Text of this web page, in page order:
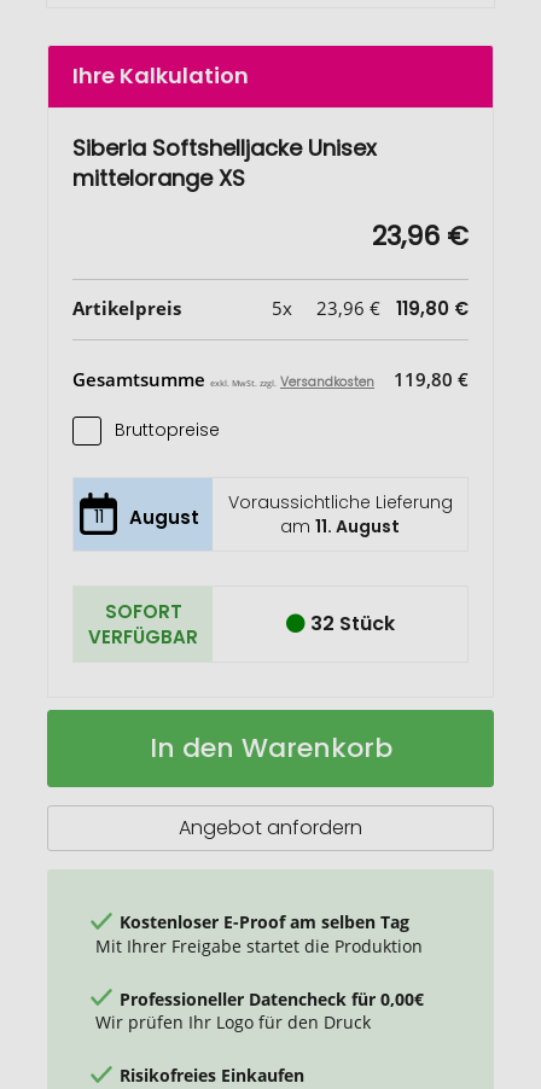
Ihre Kalkulation
Siberia Softshelljacke Unisex
mittelorange XS
23,96 €
Artikelpreis 5x 23,96 € 119,80 €
Gesamtsumme exkl. MwSt. zzgl. Versandkosten 119,80 €
Bruttopreise
11 August
Voraussichtliche Lieferung
am11. August
SOFORT
VERFÜGBAR
32 Stück
SoftshelljackeIn den Warenkorb
Angebot anfordern
Kostenloser E-Proof am selben Tag
Mit Ihrer Freigabe startet die Produktion
Professioneller Datencheck für 0,00€
Wir prüfen Ihr Logo für den Druck
Risikofreies Einkaufen